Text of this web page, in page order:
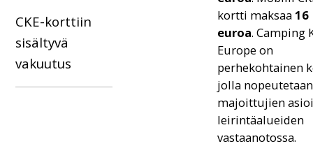
CKE-korttiin
sisältyvä
vakuutus
kortti maksaa16
euroa. Camping
Europe on
perhekohtainen
jolla nopeutetaan
majoittujien
leirintäalueiden
vastaanotossa.